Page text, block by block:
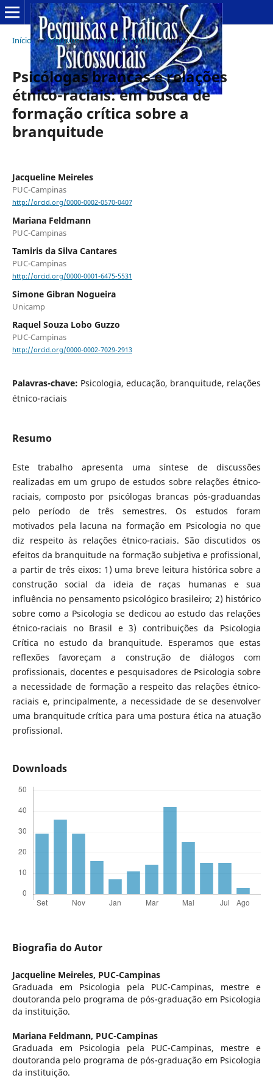
Início / Arquivos / v. 14 n. 3 (2019) / Artigos
Psicólogas brancas e relações
étnico-raciais: em busca de
formação crítica sobre a
branquitude
Jacqueline Meireles
PUC-Campinas
http://orcid.org/0000-0002-0570-0407
Mariana Feldmann
PUC-Campinas
Tamiris da Silva Cantares
PUC-Campinas
http://orcid.org/0000-0001-6475-5531
Simone Gibran Nogueira
Unicamp
Raquel Souza Lobo Guzzo
PUC-Campinas
http://orcid.org/0000-0002-7029-2913
Palavras-chave: Psicologia, educação, branquitude, relações
étnico-raciais
Resumo
Este trabalho apresenta uma síntese de discussões
realizadas em um grupo de estudos sobre relações étnico-
raciais, composto por psicólogas brancas pós-graduandas
pelo período de três semestres. Os estudos foram
motivados pela lacuna na formação em Psicologia no que
diz respeito às relações étnico-raciais. São discutidos os
efeitos da branquitude na formação subjetiva e profissional,
a partir de três eixos: 1) uma breve leitura histórica sobre a
construção social da ideia de raças humanas e sua
influência no pensamento psicológico brasileiro; 2) histórico
sobre como a Psicologia se dedicou ao estudo das relações
étnico-raciais no Brasil e 3) contribuições da Psicologia
Crítica no estudo da branquitude. Esperamos que estas
reflexões favoreçam a construção de diálogos com
profissionais, docentes e pesquisadores de Psicologia sobre
a necessidade de formação a respeito das relações étnico-
raciais e, principalmente, a necessidade de se desenvolver
uma branquitude crítica para uma postura ética na atuação
profissional.
Downloads
Biografia do Autor
Jacqueline Meireles, PUC-Campinas
Graduada em Psicologia pela PUC-Campinas, mestre e
doutoranda pelo programa de pós-graduação em Psicologia
da instituição.
Mariana Feldmann, PUC-Campinas
Graduada em Psicologia pela PUC-Campinas, mestre e
doutoranda pelo programa de pós-graduação em Psicologia
da instituição.